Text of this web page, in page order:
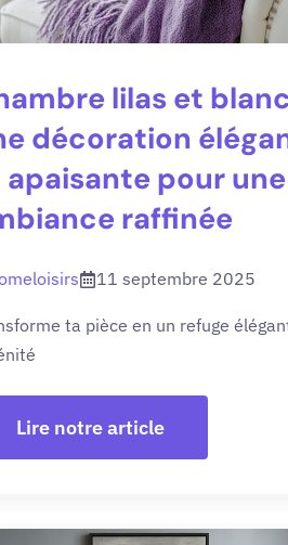
lilas et blanc
décoration
apaisante pour une
raffinée
11 septembre 2025
ta pièce en un refuge
Lire notre article